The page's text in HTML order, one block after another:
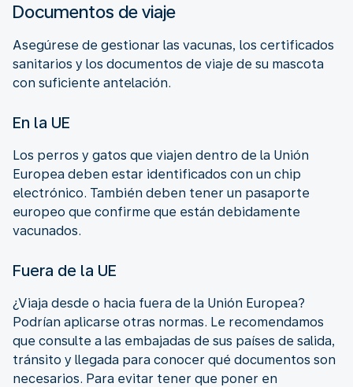
Documentos de viaje
Asegúrese de gestionar las vacunas, los certificados
sanitarios y los documentos de viaje de su mascota
con suficiente antelación.
En la UE
Los perros y gatos que viajen dentro de la Unión
Europea deben estar identificados con un chip
electrónico. También deben tener un pasaporte
europeo que confirme que están debidamente
vacunados.
Fuera de la UE
¿Viaja desde o hacia fuera de la Unión Europea?
Podrían aplicarse otras normas. Le recomendamos
que consulte a las embajadas de sus países de salida,
tránsito y llegada para conocer qué documentos son
necesarios. Para evitar tener que poner en